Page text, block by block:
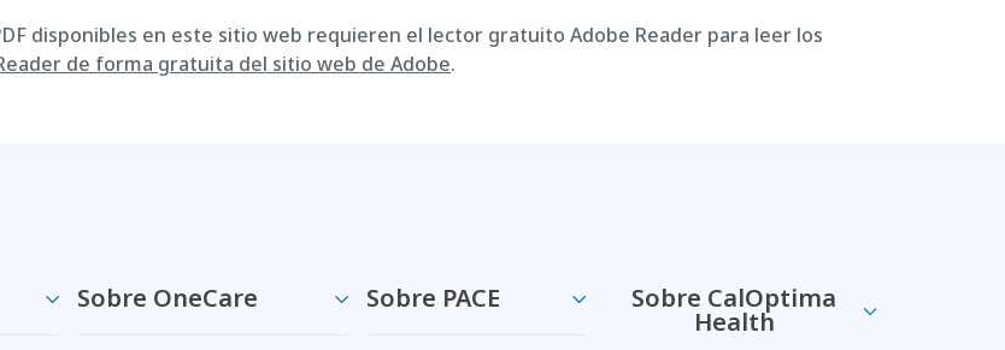
disponibles en este sitio web requieren el lector gratuito Adobe Reader para leer los
de forma gratuita del sitio web de Adobe.
Sobre OneCare Sobre PACE Sobre CalOptima
Health